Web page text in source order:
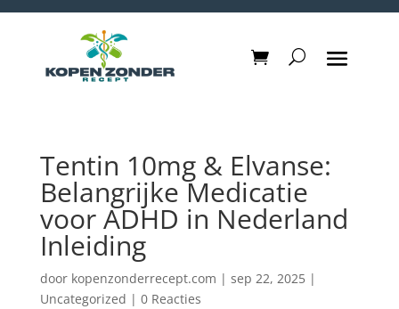
Tentin 10mg & Elvanse:
Belangrijke Medicatie
voor ADHD in Nederland
Inleiding
door kopenzonderrecept.com | sep 22, 2025|
Uncategorized | 0 Reacties